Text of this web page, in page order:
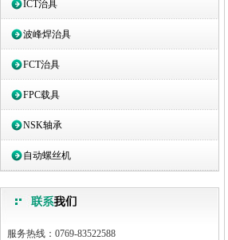
ICT治具
波峰焊治具
FCT治具
FPC载具
NSK轴承
自动螺丝机
服务热线：0769-83522588